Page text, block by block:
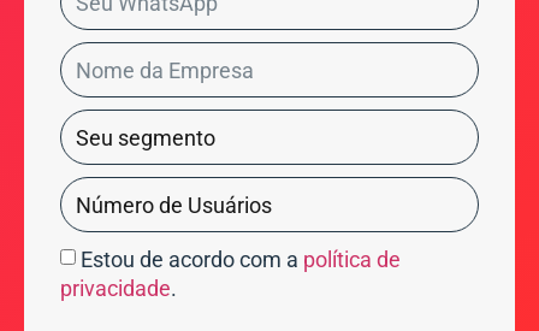
Estou de acordo com a política de
privacidade.